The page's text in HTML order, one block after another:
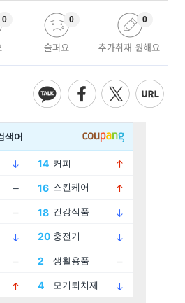
0
슬퍼요
0
추가취재 원해요
0